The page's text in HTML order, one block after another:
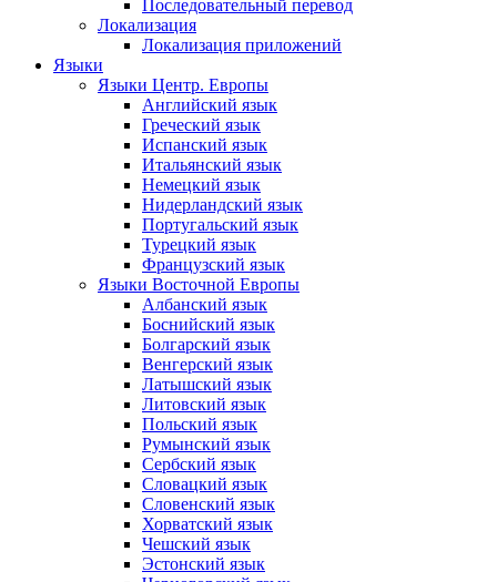
Последовательный перевод
Локализация
Локализация приложений
Языки
Языки Центр. Европы
Английский язык
Греческий язык
Испанский язык
Итальянский язык
Немецкий язык
Нидерландский язык
Португальский язык
Турецкий язык
Французский язык
Языки Восточной Европы
Албанский язык
Боснийский язык
Болгарский язык
Венгерский язык
Латышский язык
Литовский язык
Польский язык
Румынский язык
Сербский язык
Словацкий язык
Словенский язык
Хорватский язык
Чешский язык
Эстонский язык